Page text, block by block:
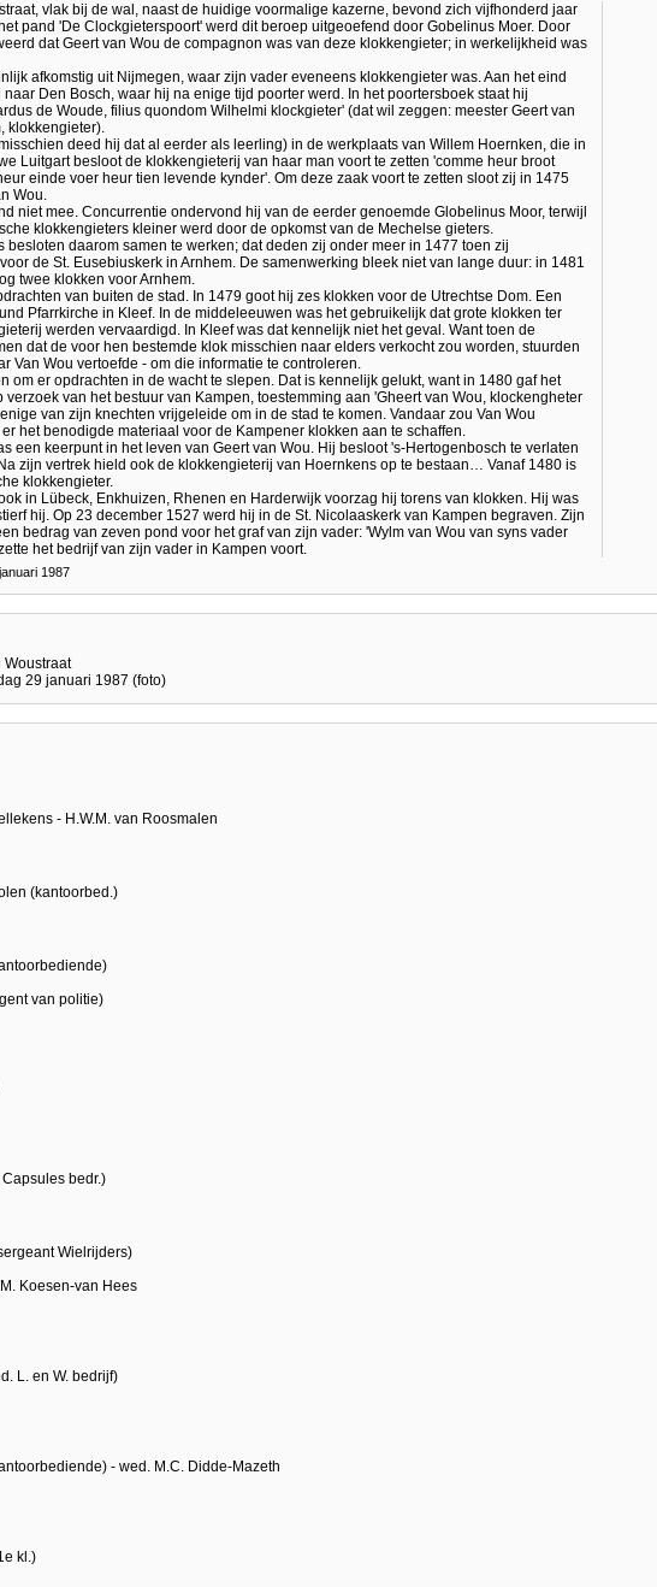
vlak bij de wal, naast de huidige voormalige kazerne, bevond zich vijfhonderd jaar
pand 'De Clockgieterspoort' werd dit beroep uitgeoefend door Gobelinus Moer. Door
dat Geert van Wou de compagnon was van deze klokkengieter; in werkelijkheid was
afkomstig uit Nijmegen, waar zijn vader eveneens klokkengieter was. Aan het eind
Den Bosch, waar hij na enige tijd poorter werd. In het poortersboek staat hij
de Woude, filius quondom Wilhelmi klockgieter' (dat wil zeggen: meester Geert van
klokkengieter).
deed hij dat al eerder als leerling) in de werkplaats van Willem Hoernken, die in
Luitgart besloot de klokkengieterij van haar man voort te zetten 'comme heur broot
einde voer heur tien levende kynder'. Om deze zaak voort te zetten sloot zij in 1475
Wou.
niet mee. Concurrentie ondervond hij van de eerder genoemde Globelinus Moor, terwijl
klokkengieters kleiner werd door de opkomst van de Mechelse gieters.
besloten daarom samen te werken; dat deden zij onder meer in 1477 toen zij
de St. Eusebiuskerk in Arnhem. De samenwerking bleek niet van lange duur: in 1481
twee klokken voor Arnhem.
van buiten de stad. In 1479 goot hij zes klokken voor de Utrechtse Dom. Een
Pfarrkirche in Kleef. In de middeleeuwen was het gebruikelijk dat grote klokken ter
werden vervaardigd. In Kleef was dat kennelijk niet het geval. Want toen de
dat de voor hen bestemde klok misschien naar elders verkocht zou worden, stuurden
Van Wou vertoefde - om die informatie te controleren.
om er opdrachten in de wacht te slepen. Dat is kennelijk gelukt, want in 1480 gaf het
van het bestuur van Kampen, toestemming aan 'Gheert van Wou, klockengheter
van zijn knechten vrijgeleide om in de stad te komen. Vandaar zou Van Wou
het benodigde materiaal voor de Kampener klokken aan te schaffen.
een keerpunt in het leven van Geert van Wou. Hij besloot 's-Hertogenbosch te verlaten
zijn vertrek hield ook de klokkengieterij van Hoernkens op te bestaan… Vanaf 1480 is
klokkengieter.
in Lübeck, Enkhuizen, Rhenen en Harderwijk voorzag hij torens van klokken. Hij was
hij. Op 23 december 1527 werd hij in de St. Nicolaaskerk van Kampen begraven. Zijn
bedrag van zeven pond voor het graf van zijn vader: 'Wylm van Wou van syns vader
het bedrijf van zijn vader in Kampen voort.
1987
Woustraat
29 januari 1987 (foto)
- H.W.M. van Roosmalen
(kantoorbed.)
van politie)
bedr.)
Wielrijders)
Koesen-van Hees
L. en W. bedrijf)
- wed. M.C. Didde-Mazeth
kl.)